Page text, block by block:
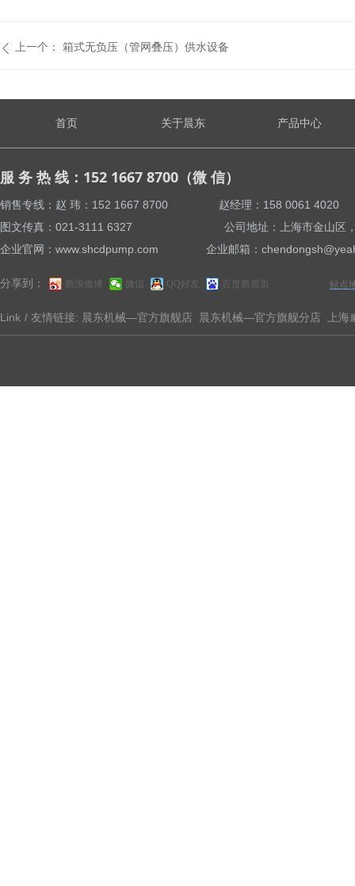
ꄴ 上一个： 箱式无负压（管网叠压）供水设备
分享到： 新浪微博 微信 QQ好友 百度新首页 站点
Link / 友情链接: 晨东机械—官方旗舰店 晨东机械—官方旗舰分店 上
服 务 热 线：152 1667 8700（微 信）
销售专线：赵 玮：152 1667 8700 赵经理：158
图文传真：021-3111 6327 公司地址：上海市金山区，亭
企业官网：www.shcdpump.com 企业邮箱：
首页 关于晨东 产品中心